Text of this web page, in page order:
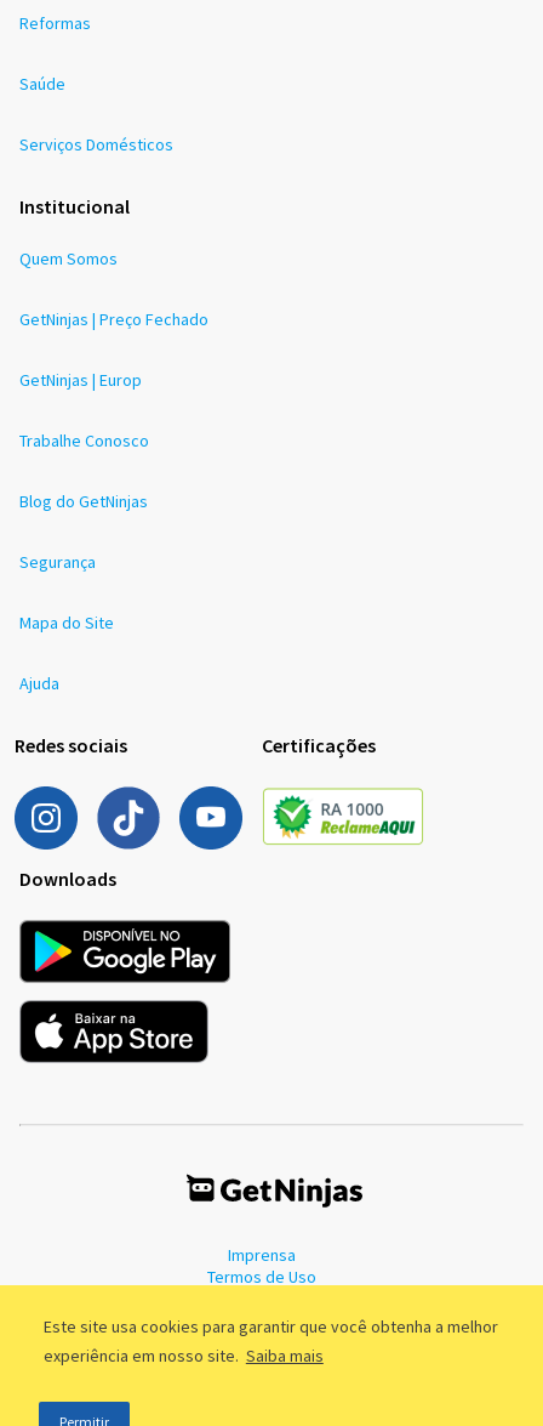
Este site usa cookies para garantir que você obtenha a melhor
experiência em nosso site. Saiba mais
Permitir
Reformas
Saúde
Serviços Domésticos
Institucional
Quem Somos
GetNinjas | Preço Fechado
GetNinjas | Europ
Trabalhe Conosco
Blog do GetNinjas
Segurança
Mapa do Site
Ajuda
Redes sociais Certificações
Downloads
Imprensa
Termos de Uso
©2011 - 2026, GetNinjas LTDA. CNPJ 55.744.877/0001-89 - Rua Dr.